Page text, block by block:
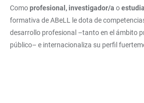
Comoprofesional, investigador/a o
formativa de ABeLL le dota de
desarrollo profesional –tanto en el ámbito
público– e internacionaliza su perfil